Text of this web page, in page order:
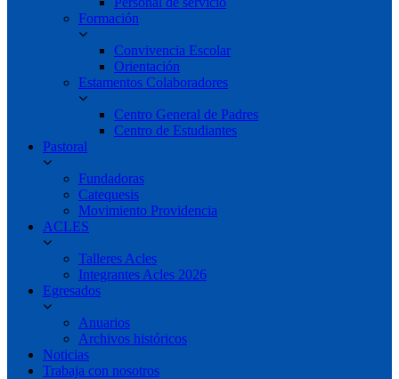
Formación
Convivencia Escolar
Orientación
Estamentos Colaboradores
Centro General de Padres
Centro de Estudiantes
Pastoral
Fundadoras
Catequesis
Movimiento Providencia
ACLES
Talleres Acles
Integrantes Acles 2026
Egresados
Anuarios
Archivos históricos
Noticias
Trabaja con nosotros